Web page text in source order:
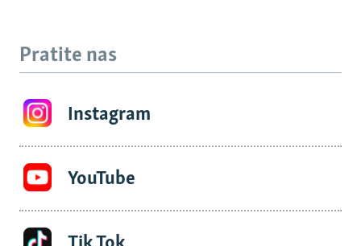
Pratite nas
Instagram
YouTube